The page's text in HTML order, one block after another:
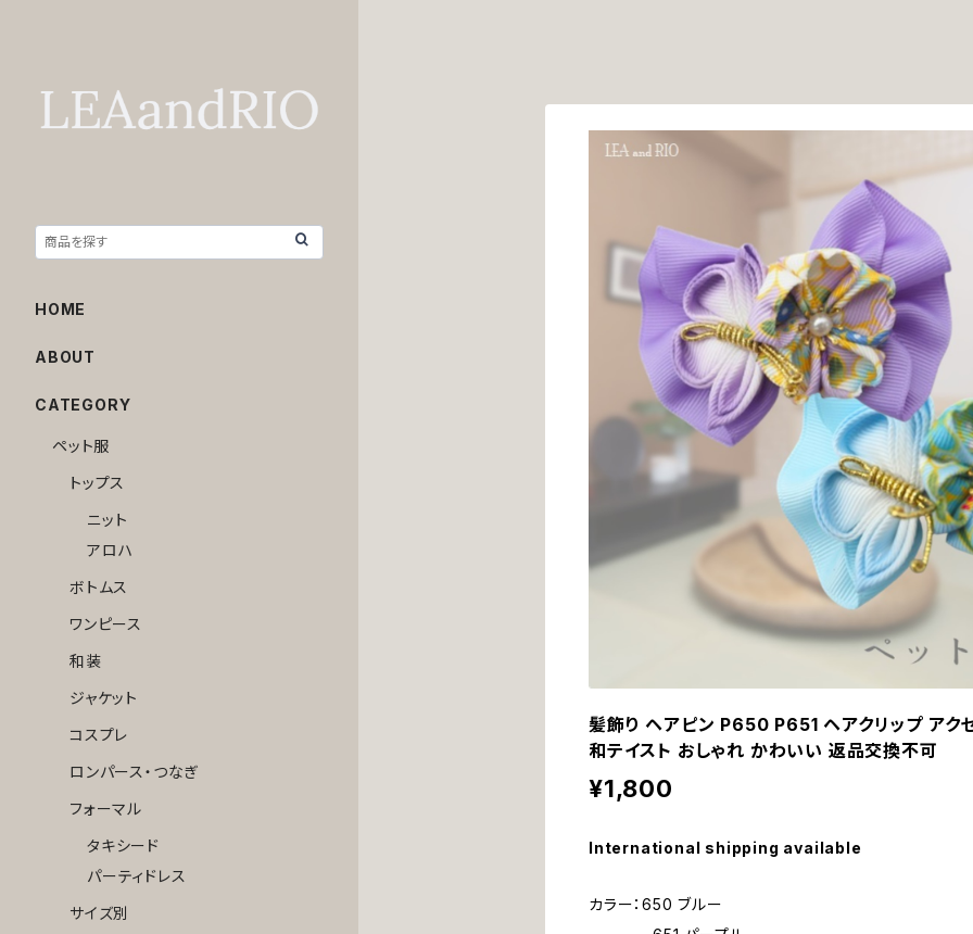
髪飾り ヘアピン P650 P651 ヘアクリップ アク
和テイスト おしゃれ かわいい 返品交換不可
¥1,800
International shipping available
カラー：650 ブルー
HOME
ABOUT
CATEGORY
ペット服
トップス
ニット
アロハ
ボトムス
ワンピース
和装
ジャケット
コスプレ
ロンパース・つなぎ
フォーマル
タキシード
パーティドレス
サイズ別